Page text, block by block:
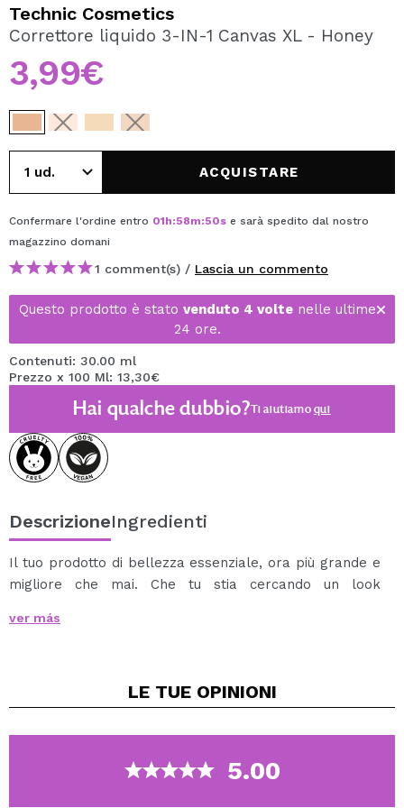
Creando un account su Maquibeauty.it potrai fare i tuoi
acquisti velocemente, controllare lo stato dei tuoi ordini e
consultare le tue operazioni precedenti.
Technic Cosmetics
Correttore liquido 3-IN-1 Canvas XL - Honey
3,99€
ACQUISTARE
Confermare l'ordine entro 01h:58m:49s e sarà spedito dal nostro
magazzino domani
1 comment(s) / Lascia un commento
Questo prodotto è stato venduto 4 volte nelle ultime
24 ore.
Contenuti: 30.00 ml
Prezzo x 100 Ml: 13,30€
Hai qualche dubbio?Ti aiutiamoqui
DescrizioneIngredienti
Il tuo prodotto di bellezza essenziale, ora più grande e
migliore che mai. Che tu stia cercando un look
impatto,
Questa innovativa formula a copertura totale con una
con la pelle, offrendo un fondotinta impeccabile e a
lunga tenuta con un'applicazione senza sforzo.
ver más
LE TUE OPINIONI
5.00